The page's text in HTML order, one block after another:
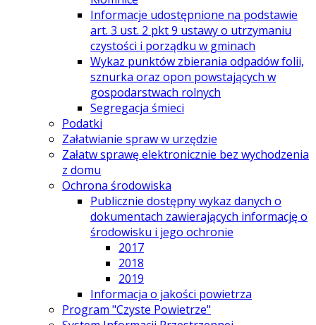
Informacje udostępnione na podstawie
art. 3 ust. 2 pkt 9 ustawy o utrzymaniu
czystości i porządku w gminach
Wykaz punktów zbierania odpadów folii,
sznurka oraz opon powstających w
gospodarstwach rolnych
Segregacja śmieci
Podatki
Załatwianie spraw w urzędzie
Załatw sprawę elektronicznie bez wychodzenia
z domu
Ochrona środowiska
Publicznie dostępny wykaz danych o
dokumentach zawierających informację o
środowisku i jego ochronie
2017
2018
2019
Informacja o jakości powietrza
Program "Czyste Powietrze"